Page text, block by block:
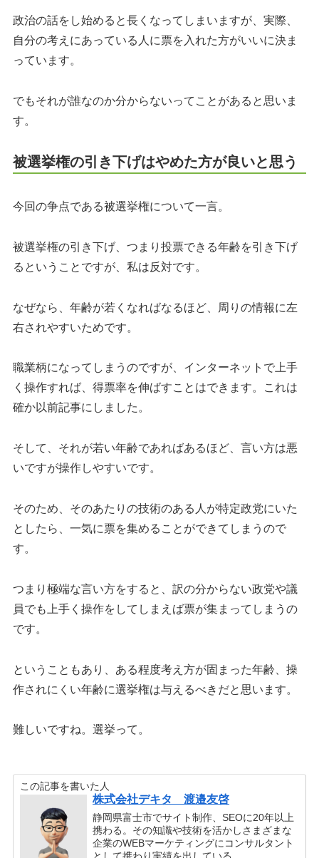
政治の話をし始めると長くなってしまいますが、実際、
自分の考えにあっている人に票を入れた方がいいに決ま
っています。
でもそれが誰なのか分からないってことがあると思いま
す。
被選挙権の引き下げはやめた方が良いと思う
今回の争点である被選挙権について一言。
被選挙権の引き下げ、つまり投票できる年齢を引き下げ
るということですが、私は反対です。
なぜなら、年齢が若くなればなるほど、周りの情報に左
右されやすいためです。
職業柄になってしまうのですが、インターネットで上手
く操作すれば、得票率を伸ばすことはできます。これは
確か以前記事にしました。
そして、それが若い年齢であればあるほど、言い方は悪
いですが操作しやすいです。
そのため、そのあたりの技術のある人が特定政党にいた
としたら、一気に票を集めることができてしまうので
す。
つまり極端な言い方をすると、訳の分からない政党や議
員でも上手く操作をしてしまえば票が集まってしまうの
です。
ということもあり、ある程度考え方が固まった年齢、操
作されにくい年齢に選挙権は与えるべきだと思います。
難しいですね。選挙って。
この記事を書いた人
株式会社デキタ 渡邉友啓
静岡県富士市でサイト制作、SEOに20年以上
携わる。その知識や技術を活かしさまざまな
企業のWEBマーケティングにコンサルタント